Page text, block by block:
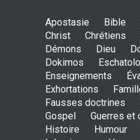
27
croix
Apostasie Bible
Christ
Chrétiens
Démons
Dieu
Dokimos
Enseignements
Exhortations
Fausses doctrines
Gospel
Guerres et
Histoire
Humour